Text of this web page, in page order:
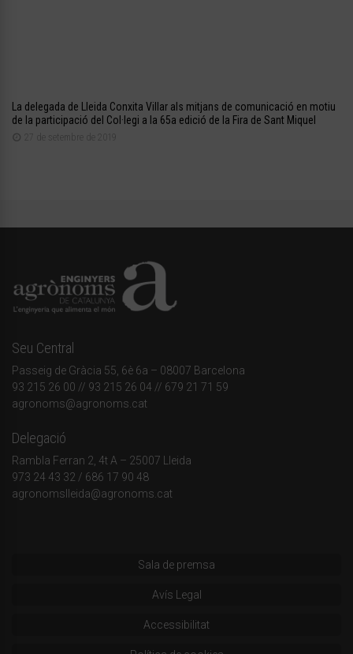
La delegada de Lleida Conxita Villar als mitjans de comunicació en motiu
de la participació del Col·legi a la 65a edició de la Fira de Sant Miquel
27 de setembre de 2019
Seu Central
Passeig de Gràcia 55, 6è 6a – 08007 Barcelona
93 215 26 00 // 93 215 26 04 // 679 21 71 59
agronoms@agronoms.cat
Delegació
Rambla Ferran 2, 4t A – 25007 Lleida
973 24 43 32 / 686 17 90 48
agronomslleida@agronoms.cat
Sala de premsa
Avís Legal
Accessibilitat